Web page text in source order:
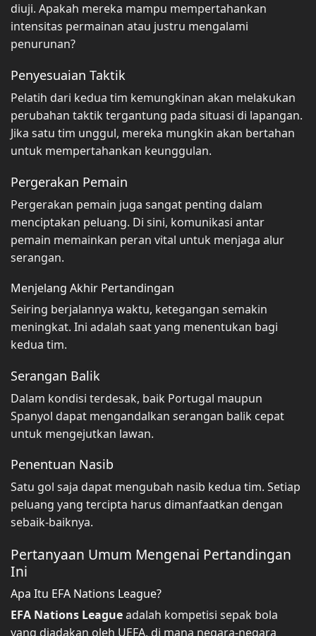
diuji. Apakah mereka mampu mempertahankan
intensitas permainan atau justru mengalami
penurunan?
Penyesuaian Taktik
Pelatih dari kedua tim kemungkinan akan melakukan
perubahan taktik tergantung pada situasi di lapangan.
Jika satu tim unggul, mereka mungkin akan bertahan
untuk mempertahankan keunggulan.
Pergerakan Pemain
Pergerakan pemain juga sangat penting dalam
menciptakan peluang. Di sini, komunikasi antar
pemain memainkan peran vital untuk menjaga alur
serangan.
Menjelang Akhir Pertandingan
Seiring berjalannya waktu, ketegangan semakin
meningkat. Ini adalah saat yang menentukan bagi
kedua tim.
Serangan Balik
Dalam kondisi terdesak, baik Portugal maupun
Spanyol dapat mengandalkan serangan balik cepat
untuk mengejutkan lawan.
Penentuan Nasib
Satu gol saja dapat mengubah nasib kedua tim. Setiap
peluang yang tercipta harus dimanfaatkan dengan
sebaik-baiknya.
Pertanyaan Umum Mengenai Pertandingan
Ini
Apa Itu EFA Nations League?
EFA Nations Leagueadalah kompetisi sepak bola
yang diadakan oleh UEFA, di mana negara-negara